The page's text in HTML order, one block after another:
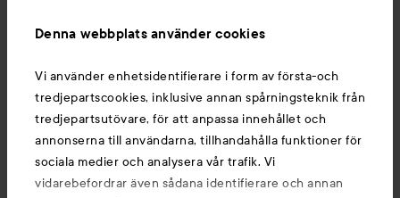
Denna webbplats använder cookies
Vi använder enhetsidentifierare i form av första-och
tredjepartscookies, inklusive annan spårningsteknik från
tredjepartsutövare, för att anpassa innehållet och
annonserna till användarna, tillhandahålla funktioner för
sociala medier och analysera vår trafik. Vi
vidarebefordrar även sådana identifierare och annan
Du kanske också gillar